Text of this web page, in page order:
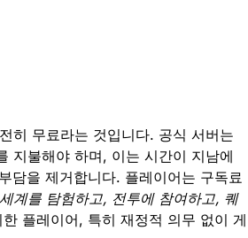
히 무료라는 것입니다. 공식 서버는
지불해야 하며, 이는 시간이 지남에
담을 제거합니다. 플레이어는 구독료
계를 탐험하고, 전투에 참여하고, 퀘
한 플레이어, 특히 재정적 의무 없이 게